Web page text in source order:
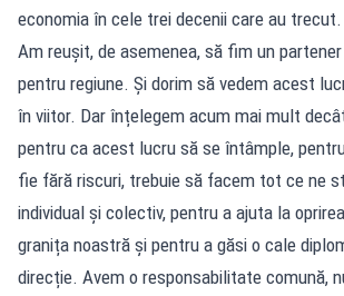
economia în cele trei decenii care au trecut.
Am reușit, de asemenea, să fim un
pentru regiune. Și dorim să vedem acest
în viitor. Dar înțelegem acum mai mult
pentru ca acest lucru să se întâmple,
fie fără riscuri, trebuie să facem tot ce ne
individual și colectiv, pentru a ajuta la
granița noastră și pentru a găsi o cale
direcție. Avem o responsabilitate comună,